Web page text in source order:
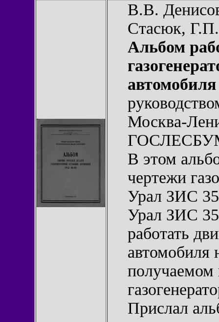
В.В.
Стасюк,
Альбом
Москва-
В этом
чертежи
Урал ЗИС
Урал ЗИС
работать
автомобиля
получаемом
Прислал